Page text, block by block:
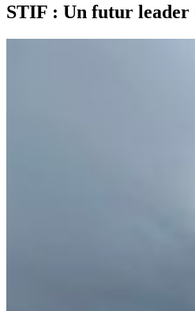
STIF : Un futur leader